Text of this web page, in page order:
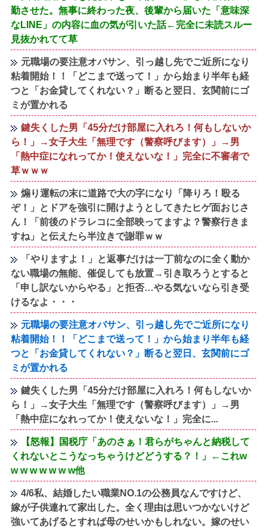
勤させた。無事に終わった夜、後輩から届いた「意味深
なLINE」の内容に血の気が引いた話←完全に未読スルー
見抜かれてて草
元職場の要注意オバサン、引っ越し先でご近所になり
粘着開始！！「どこまで送って！」から始まり半年も経
つと「お金貸してくれない？」断ると翌日、玄関前にゴ
ミが置かれる
鍵失くした男「45分だけ部屋に入れろ！何もしないか
ら！」→女子大生「無理です（警察呼びます）」→男
「熱中症になれってか！使えないな！」完全に不審者で
草ｗｗｗ
煽り運転の末に道路で大の字になり「降りろ！殴る
ぞ！」とドアを強引に開けようとしてきたヒゲ面おじさ
ん！「前後のドラレコに全部映ってますよ？警察行きま
すね」と伝えたら半泣きで謝罪ｗｗ
「やりますよ！」と返事だけは一丁前なのに全く動か
ない職場の無能、催促しても放置→引き取ろうとすると
「申し訳ないからやる」と拒否…やる気ないなら引き受
けるなよ・・・
元職場の要注意オバサン、引っ越し先でご近所になり
粘着開始！！「どこまで送って！」から始まり半年も経
つと「お金貸してくれない？」断ると翌日、玄関前にゴ
ミが置かれる
鍵失くした男「45分だけ部屋に入れろ！何もしないか
ら！」→女子大生「無理です（警察呼びます）」→男
「熱中症になれってか！使えないな！」完全に...
【怒報】国税庁「あのさぁ！君らがちゃんと納税して
くれないとこうなっちゃうけどどうする？！」←これw
w w w w w w w他
4/6私、結婚したい職業NO.1の公務員なんですけど、
嫁が子供連れて家出した。全く理由は思いつかないけど
強いてあげるとすれば母のせいかもしれない。嫁のせい